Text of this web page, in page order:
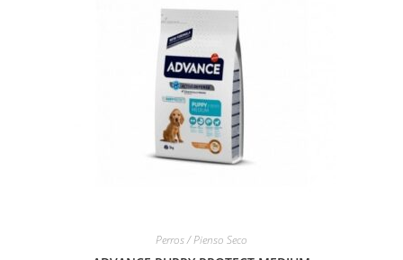
Perros / Pienso Seco